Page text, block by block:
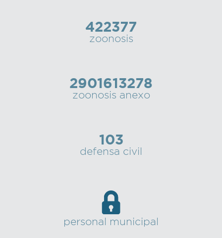
422377
zoonosis
2901613278
zoonosis anexo
103
defensa civil
personal municipal